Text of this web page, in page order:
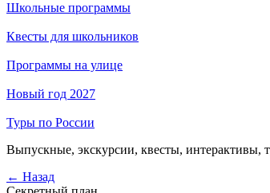
Школьные программы
Квесты для школьников
Программы на улице
Новый год 2027
Туры по России
Выпускные, экскурсии, квесты,
← Назад